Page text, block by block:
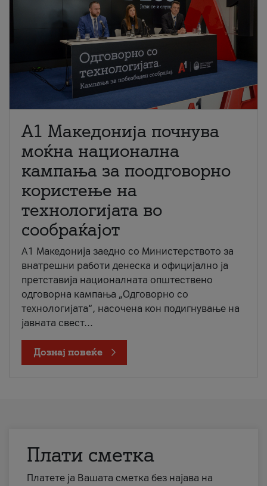
A1 Македонија почнува
моќна национална
кампања за поодговорно
користење на
технологијата во
сообраќајот
A1 Македонија заедно со Министерството за
внатрешни работи денеска и официјално ја
претставија националната општествено
одговорна кампања „Одговорно со
технологијата“, насочена кон подигнување на
јавната свест...
Дознај повеќе
Плати сметка
Платете ја Вашата сметка без најава на